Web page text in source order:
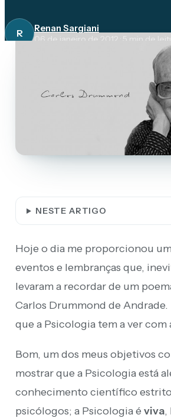
R Renan Sargiani
06 de janeiro de 2012 · 5 min de
NESTE ARTIGO
Hoje o dia me proporcionou
eventos e lembranças que,
levaram a recordar de um
Carlos Drummond de Andrade.
que a Psicologia tem a ver com
Bom, um dos meus objetivos
mostrar que a Psicologia está
conhecimento científico
psicólogos; a Psicologia é viva,